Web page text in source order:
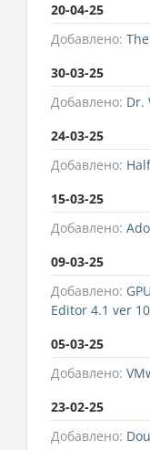
20-04-25
Добавлено:
30-03-25
Добавлено: Dr.
24-03-25
Добавлено:
15-03-25
Добавлено:
09-03-25
Добавлено:
Editor 4.1 ver
05-03-25
Добавлено:
23-02-25
Добавлено: